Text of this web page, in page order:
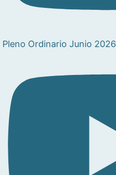
Pleno Ordinario Junio 2026